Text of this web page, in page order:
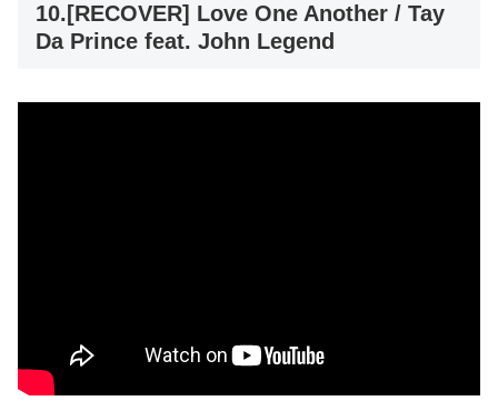
10.[RECOVER] Love One Another / Tay
Da Prince feat. John Legend